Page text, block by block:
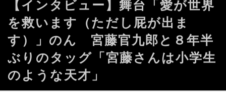
【インタビュー】舞台「愛が世界
を救います（ただし屁が出ま
す）」のん 宮藤官九郎と８年半
ぶりのタッグ「宮藤さんは小学生
のような天才」